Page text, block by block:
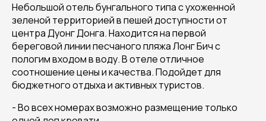
Небольшой отель бунгального типа с ухоженной
зеленой территорией в пешей доступности от
центра Дуонг Донга. Находится на первой
береговой линии песчаного пляжа Лонг Бич с
пологим входом в воду. В отеле отличное
соотношение цены и качества. Подойдет для
бюджетного отдыха и активных туристов.
- Во всех номерах возможно размещение только